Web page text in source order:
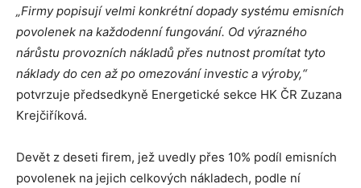
„Firmy popisují velmi konkrétní dopady systému emisních
povolenek na každodenní fungování. Od výrazného
nárůstu provozních nákladů přes nutnost promítat tyto
náklady do cen až po omezování investic a výroby,“
potvrzuje předsedkyně Energetické sekce HK ČR Zuzana
Krejčiříková.
Devět z deseti firem, jež uvedly přes 10% podíl emisních
povolenek na jejich celkových nákladech, podle ní